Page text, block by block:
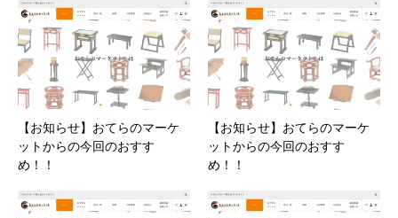
【お知らせ】おてらのマーケ
ットからの今回のおすす
め！！
【お知らせ】おてらのマーケ
ットからの今回のおすす
め！！